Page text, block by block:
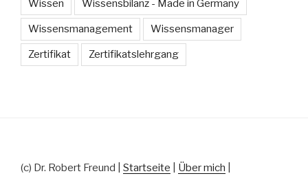
Wissen Wissensbilanz - Made in Germany
Wissensmanagement Wissensmanager
Zertifikat Zertifikatslehrgang
(c) Dr. Robert Freund | Startseite Über mich